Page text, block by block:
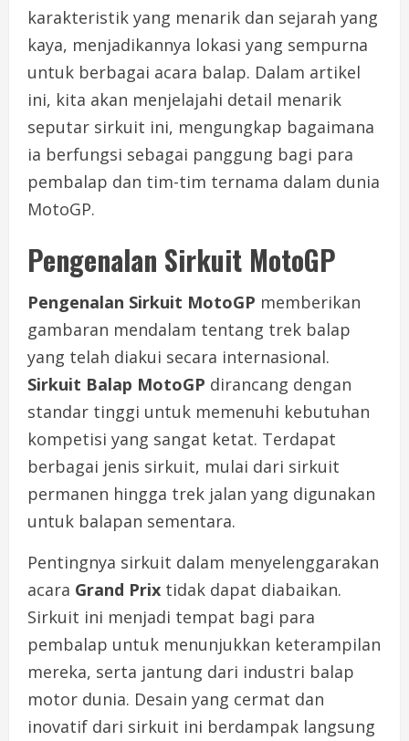
karakteristik yang menarik dan sejarah yang
kaya, menjadikannya lokasi yang sempurna
untuk berbagai acara balap. Dalam artikel
ini, kita akan menjelajahi detail menarik
seputar sirkuit ini, mengungkap bagaimana
ia berfungsi sebagai panggung bagi para
pembalap dan tim-tim ternama dalam dunia
MotoGP.
Pengenalan Sirkuit MotoGP
Pengenalan Sirkuit MotoGP memberikan
gambaran mendalam tentang trek balap
yang telah diakui secara internasional.
Sirkuit Balap MotoGP dirancang dengan
standar tinggi untuk memenuhi kebutuhan
kompetisi yang sangat ketat. Terdapat
berbagai jenis sirkuit, mulai dari sirkuit
permanen hingga trek jalan yang digunakan
untuk balapan sementara.
Pentingnya sirkuit dalam menyelenggarakan
acara Grand Prix tidak dapat diabaikan.
Sirkuit ini menjadi tempat bagi para
pembalap untuk menunjukkan keterampilan
mereka, serta jantung dari industri balap
motor dunia. Desain yang cermat dan
inovatif dari sirkuit ini berdampak langsung